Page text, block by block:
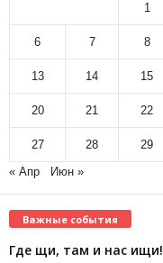
1
6 7 8
13 14 15
20 21 22
27 28 29
« Апр
Июн »
Важные события
Где щи, там и нас ищи!